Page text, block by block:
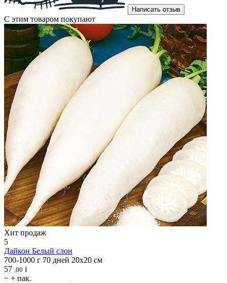
Написать отзыв
С этим товаром покупают
Хит продаж
5
Дайкон Белый слон
700-1000 г 70 дней 20х20 см
57 .00 i
− + пак.